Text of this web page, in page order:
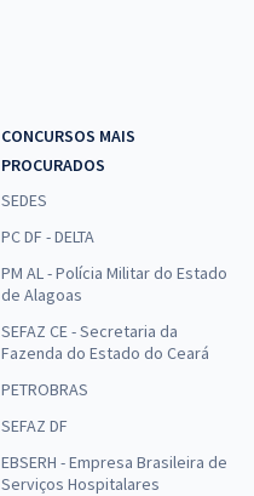
CONCURSOS MAIS
PROCURADOS
SEDES
PC DF - DELTA
PM AL - Polícia Militar do Estado
de Alagoas
SEFAZ CE - Secretaria da
Fazenda do Estado do Ceará
PETROBRAS
SEFAZ DF
EBSERH - Empresa Brasileira de
Serviços Hospitalares